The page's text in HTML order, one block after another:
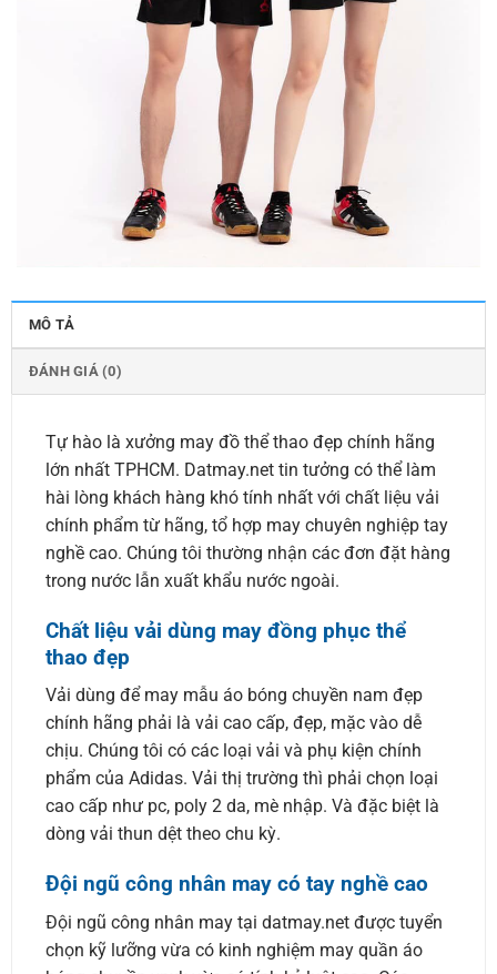
MÔ TẢ
ĐÁNH GIÁ (0)
Tự hào là xưởng may đồ thể thao đẹp chính hãng
lớn nhất TPHCM. Datmay.net tin tưởng có thể làm
hài lòng khách hàng khó tính nhất với chất liệu vải
chính phẩm từ hãng, tổ hợp may chuyên nghiệp tay
nghề cao. Chúng tôi thường nhận các đơn đặt hàng
trong nước lẫn xuất khẩu nước ngoài.
Chất liệu vải dùng may đồng phục thể
thao đẹp
Vải dùng để may mẫu áo bóng chuyền nam đẹp
chính hãng phải là vải cao cấp, đẹp, mặc vào dễ
chịu. Chúng tôi có các loại vải và phụ kiện chính
phẩm của Adidas. Vải thị trường thì phải chọn loại
cao cấp như pc, poly 2 da, mè nhập. Và đặc biệt là
dòng vải thun dệt theo chu kỳ.
Đội ngũ công nhân may có tay nghề cao
Đội ngũ công nhân may tại datmay.net được tuyển
chọn kỹ lưỡng vừa có kinh nghiệm may quần áo